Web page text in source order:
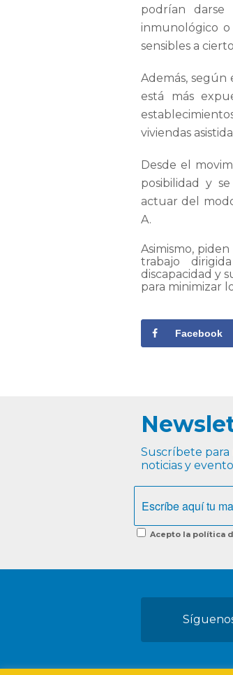
podrían darse
inmunológico o
sensibles a
Además, según
está más
viviendas
Desde el
posibilidad y
actuar del
A.
Asimismo,
trabajo
discapacidad y
para minimizar
Facebook
Suscríbete
noticias y
Acepto la política